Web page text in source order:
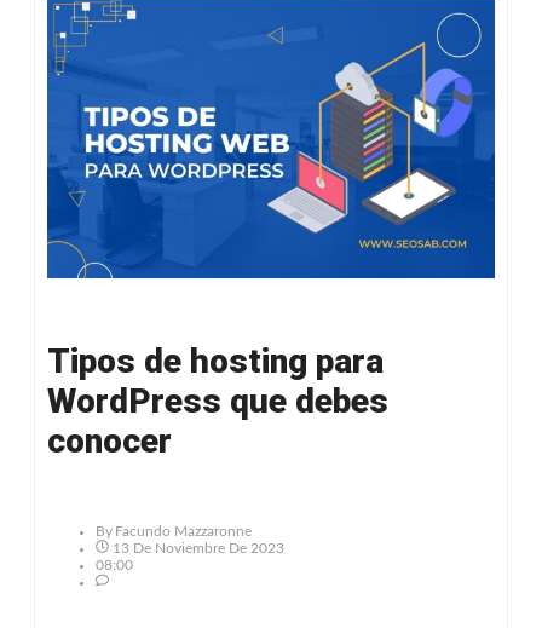
Tipos de hosting para
WordPress que debes
conocer
By Facundo Mazzaronne
13 De Noviembre De 2023
08:00